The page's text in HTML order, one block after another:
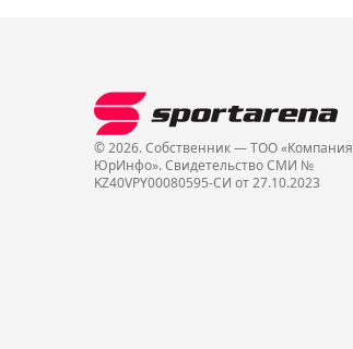
© 2026. Собственник — ТОО «Компания
ЮрИнфо». Cвидетельство СМИ №
KZ40VPY00080595-СИ от 27.10.2023